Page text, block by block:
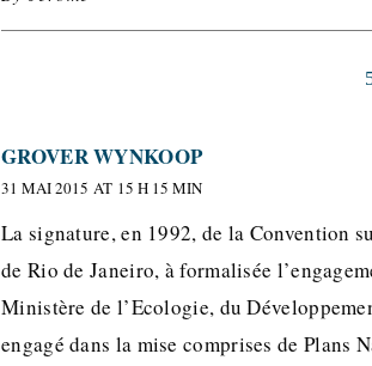
GROVER WYNKOOP
31 MAI 2015 AT 15 H 15 MIN
La signature, en 1992, de la Convention
de Rio de Janeiro, à formalisée
Ministère de l’Ecologie, du
engagé dans la mise comprises de Plans